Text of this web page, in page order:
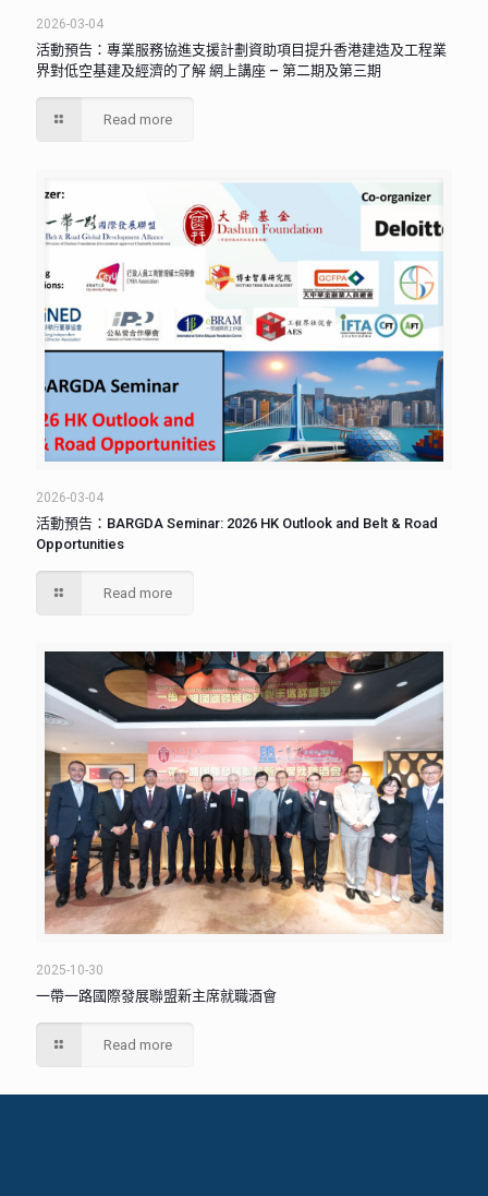
2026-03-04
活動預告：專業服務協進支援計劃資助項目提升香港建造及工程業
界對低空基建及經濟的了解 網上講座 – 第二期及第三期
Read more
2026-03-04
活動預告：BARGDA Seminar: 2026 HK Outlook and Belt & Road
Opportunities
Read more
2025-10-30
一帶一路國際發展聯盟新主席就職酒會
Read more